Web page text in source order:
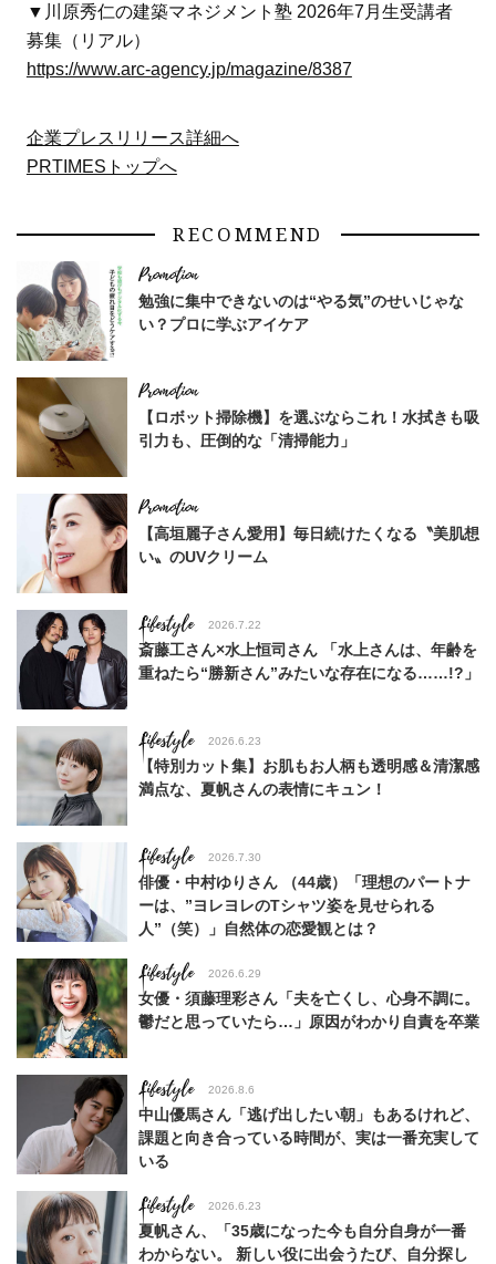
▼川原秀仁の建築マネジメント塾 2026年7月生受講者
募集（リアル）
https://www.arc-agency.jp/magazine/8387
企業プレスリリース詳細へ
PRTIMESトップへ
RECOMMEND
勉強に集中できないのは“やる気”のせいじゃな
い？プロに学ぶアイケア
【ロボット掃除機】を選ぶならこれ！水拭きも吸
引力も、圧倒的な「清掃能力」
【高垣麗子さん愛用】毎日続けたくなる〝美肌想
い〟のUVクリーム
Lifestyle 2026.7.22
斎藤工さん×水上恒司さん 「水上さんは、年齢を
重ねたら“勝新さん”みたいな存在になる……!?」
Lifestyle 2026.6.23
【特別カット集】お肌もお人柄も透明感＆清潔感
満点な、夏帆さんの表情にキュン！
Lifestyle 2026.7.30
俳優・中村ゆりさん （44歳）「理想のパートナ
ーは、”ヨレヨレのTシャツ姿を見せられる
人”（笑）」自然体の恋愛観とは？
Lifestyle 2026.6.29
女優・須藤理彩さん「夫を亡くし、心身不調に。
鬱だと思っていたら…」原因がわかり自責を卒業
Lifestyle 2026.8.6
中山優馬さん「逃げ出したい朝」もあるけれど、
課題と向き合っている時間が、実は一番充実して
いる
Lifestyle 2026.6.23
夏帆さん、「35歳になった今も自分自身が一番
わからない。 新しい役に出会うたび、自分探し